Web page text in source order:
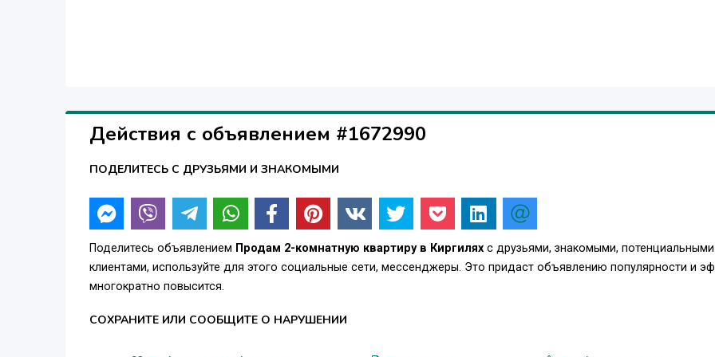
Действия с объявлением #1672990
ПОДЕЛИТЕСЬ С ДРУЗЬЯМИ И ЗНАКОМЫМИ
Поделитесь объявлением Продам 2-комнатную квартиру в Киргилях с друзьями, знакомыми, потенциальными
клиентами, используйте для этого социальные сети, мессенджеры. Это придаст объявлению популярности и
многократно повысится.
СОХРАНИТЕ ИЛИ СООБЩИТЕ О НАРУШЕНИИ